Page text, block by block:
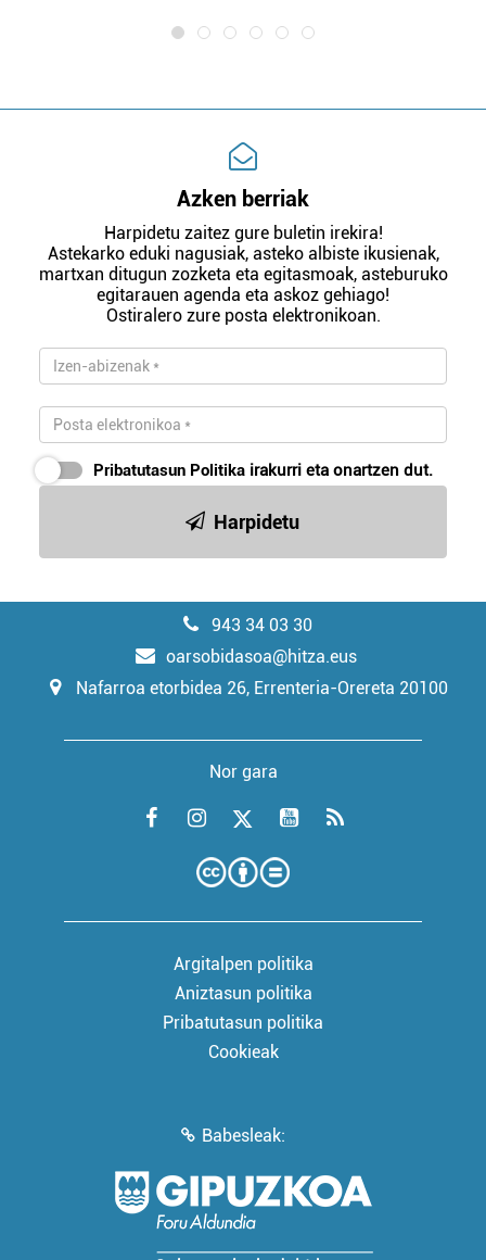
Azken berriak
Harpidetu zaitez gure buletin irekira!
Astekarko eduki nagusiak, asteko albiste ikusienak,
martxan ditugun zozketa eta egitasmoak, asteburuko
egitarauen agenda eta askoz gehiago!
Ostiralero zure posta elektronikoan.
Pribatutasun Politika irakurri eta onartzen dut.
Harpidetu
943 34 03 30
oarsobidasoa@hitza.eus
Nafarroa etorbidea 26, Errenteria-Orereta 20100
Nor gara
Argitalpen politika
Aniztasun politika
Pribatutasun politika
Cookieak
Babesleak: